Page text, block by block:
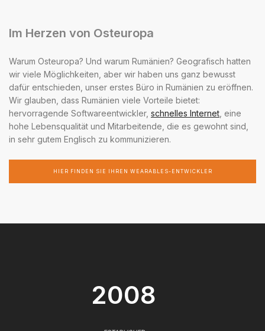
Im Herzen von Osteuropa
Warum Osteuropa? Und warum Rumänien? Geografisch hatten
wir viele Möglichkeiten, aber wir haben uns ganz bewusst
dafür entschieden, unser erstes Büro in Rumänien zu eröffnen.
Wir glauben, dass Rumänien viele Vorteile bietet:
hervorragende Softwareentwickler, schnelles Internet , eine
hohe Lebensqualität und Mitarbeitende, die es gewohnt sind,
in sehr gutem Englisch zu kommunizieren.
HIER FINDEN SIE IHREN WEARABLES-ENTWICKLER
2008